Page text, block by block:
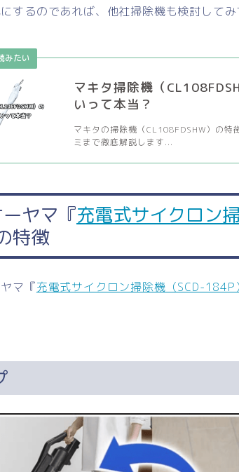
するのであれば、他社掃除機も検討して
マキタ掃除機（
いって本当？
マキタの掃除機（CL108FDSHW）の特
ミまで徹底解説します...
ヤマ『充電式サイクロン
特徴
マ『充電式サイクロン掃除機（SCD-184P）